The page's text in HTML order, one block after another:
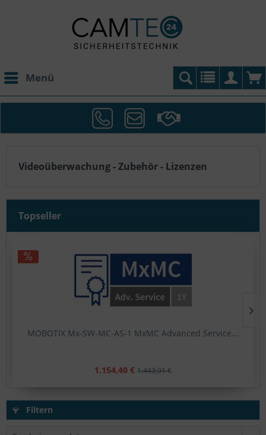
Menü
Videoüberwachung - Zubehör - Lizenzen
Topseller
MOBOTIX Mx-SW-MC-AS-1 MxMC Advanced Service...
1.154,40 € 1.443,01 €
Filtern